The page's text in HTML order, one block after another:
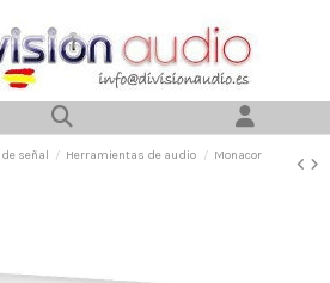
señal Herramientas de audio
Monacor